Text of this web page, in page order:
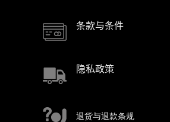
条款与条件
隐私政策
退货与退款条规